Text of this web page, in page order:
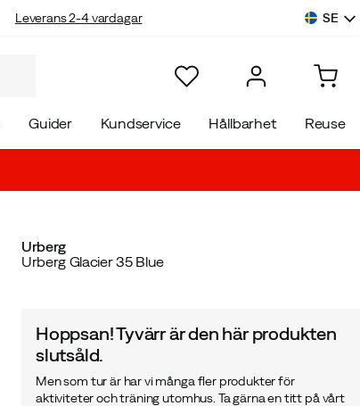
Leverans 2-4 vardagar SE
Guider Kundservice Hållbarhet Reuse
Urberg
Urberg Glacier 35 Blue
Hoppsan! Tyvärr är den här produkten
slutsåld.
Men som tur är har vi många fler produkter för
aktiviteter och träning utomhus. Ta gärna en titt på vårt